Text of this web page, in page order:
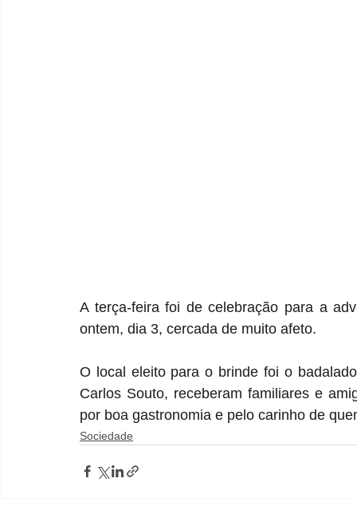
A terça-feira foi de celebração para a
ontem, dia 3, cercada de muito afeto.
O local eleito para o brinde foi o
Carlos Souto, receberam familiares e
por boa gastronomia e pelo carinho de
Sociedade